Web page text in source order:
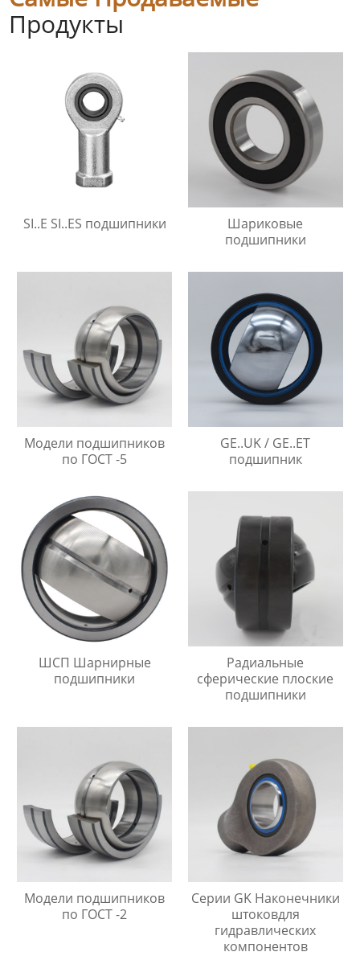
Продукты
SI..E SI..ES подшипники
Шариковые
подшипники
Модели подшипников
по ГОСТ -5
GE..UK / GE..ET
подшипник
ШСП Шарнирные
подшипники
Радиальные
сферические плоские
подшипники
Модели подшипников
по ГОСТ -2
Серии GK Наконечники
штоковдля
гидравлических
компонентов